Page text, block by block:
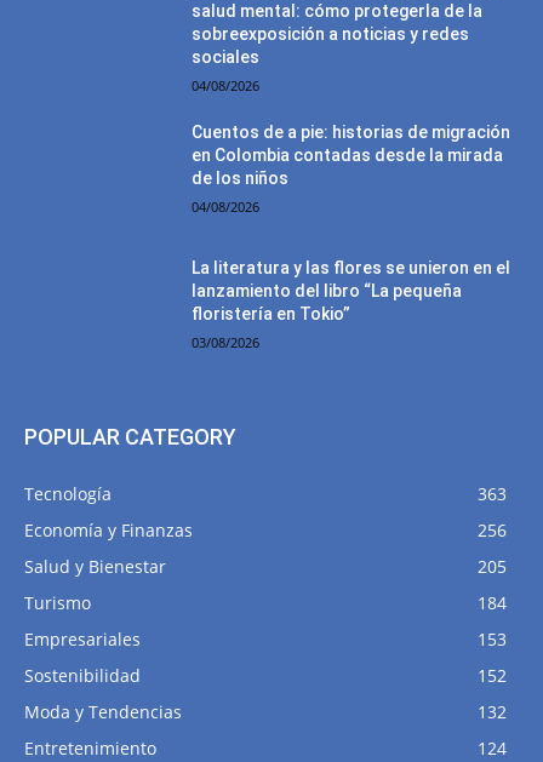
salud mental: cómo protegerla de la
sobreexposición a noticias y redes
sociales
04/08/2026
Cuentos de a pie: historias de migración
en Colombia contadas desde la mirada
de los niños
04/08/2026
La literatura y las flores se unieron en el
lanzamiento del libro “La pequeña
floristería en Tokio”
03/08/2026
POPULAR CATEGORY
Tecnología
363
Economía y Finanzas
256
Salud y Bienestar
205
Turismo
184
Empresariales
153
Sostenibilidad
152
Moda y Tendencias
132
Entretenimiento
124